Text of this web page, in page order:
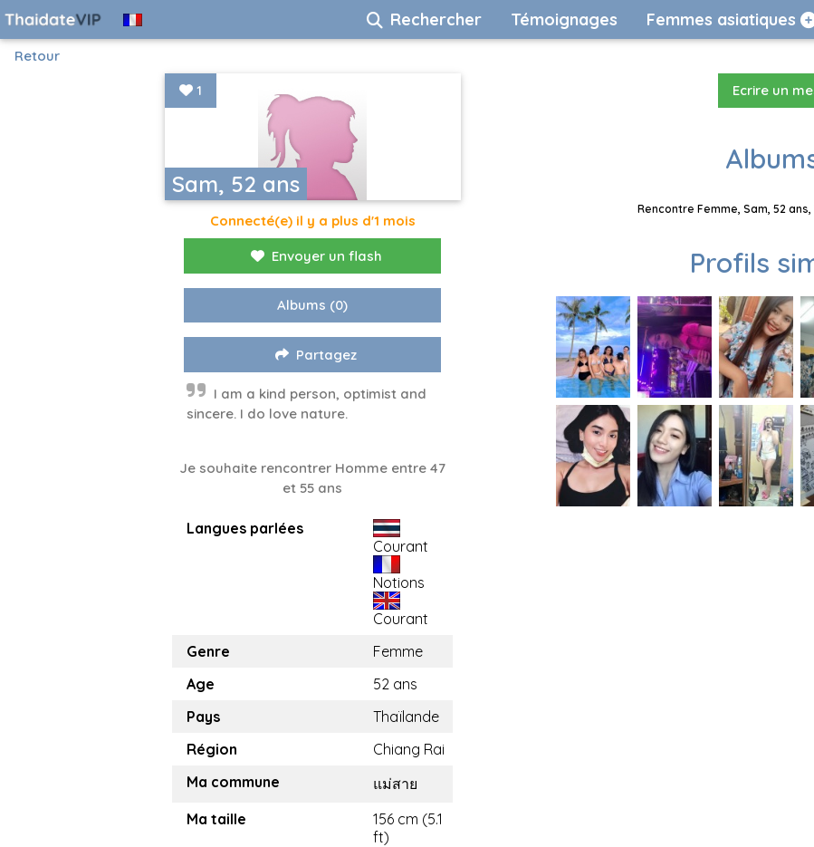
Rechercher Témoignages Femmes asiatiques
Retour
Sam, 52 ans
1
Connecté(e) il y a plus d'1 mois
Envoyer un flash
Albums (0)
Partagez
I am a kind person, optimist and
sincere. I do love nature.
Je souhaite rencontrer Homme entre 47
et 55 ans
Langues parlées
Courant
Notions
Courant
Genre
Femme
Age
52 ans
Pays
Thaïlande
Région
Chiang Rai
Ma commune
แม่สาย
Ma taille
156 cm (5.1
ft)
Ecrire un
Rencontre Femme, Sam, 52
Profils